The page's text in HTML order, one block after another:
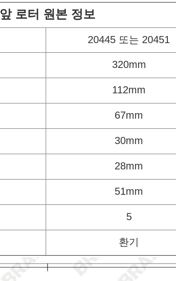
앞 로터 원본 정보
20445 또는 20451
320mm
112mm
67mm
30mm
28mm
51mm
5
환기